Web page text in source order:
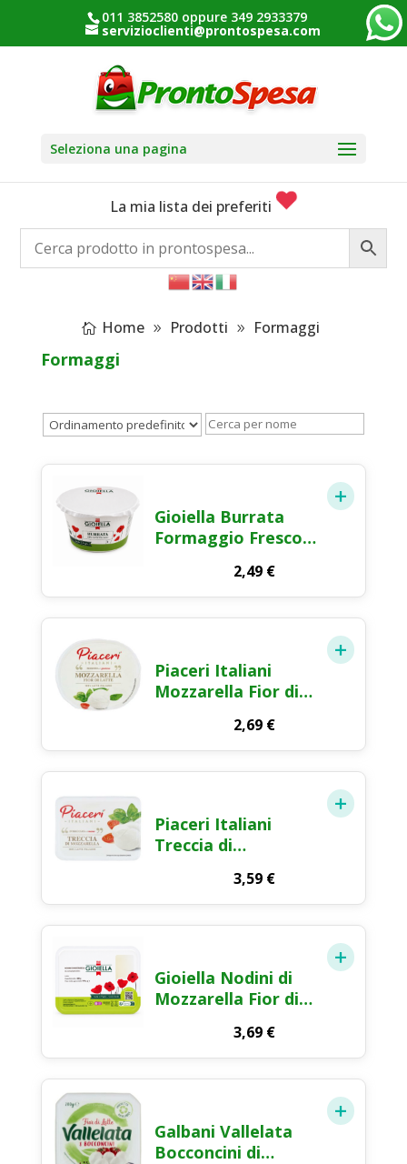
011 3852580 oppure 349 2933379
servizioclienti@prontospesa.com
Seleziona una pagina
La mia lista dei preferiti
Home Prodotti Formaggi
Formaggi
Gioiella Burrata
Formaggio Fresco
2,49 €
Piaceri Italiani
Mozzarella Fior di
2,69 €
Piaceri Italiani
Treccia di
Latte 200g3,59 €
Gioiella Nodini di
Mozzarella Fior di
3,69 €
Galbani Vallelata
Bocconcini di